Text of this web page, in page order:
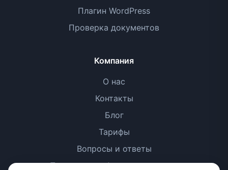
Плагин WordPress
Проверка документов
Компания
О нас
Контакты
Блог
Тарифы
Вопросы и ответы
Политика конфиденциальности